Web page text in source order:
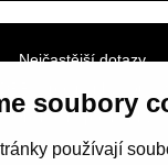
soubory
používají
Nejčastější dotazy
Obchodní podmínky